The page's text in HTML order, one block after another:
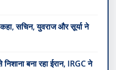
सचिन, युवराज और सूर्या ने
बना रहा ईरान, IRGC ने